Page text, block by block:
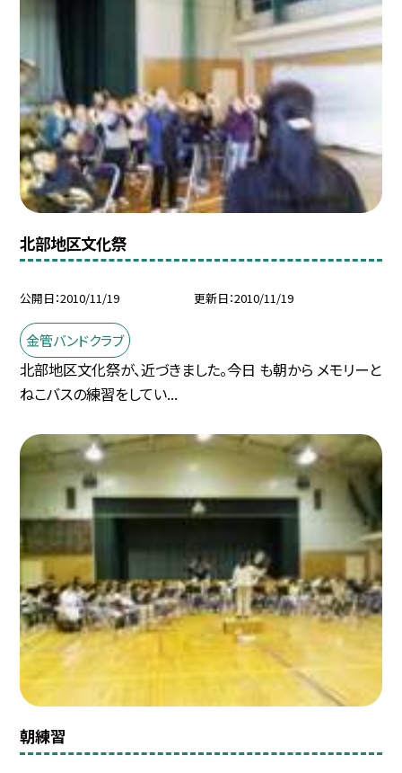
北部地区文化祭
公開日 2010/11/19 更新日 2010/11/19
金管バンドクラブ
北部地区文化祭が、近づきました。今日 も朝から メモリーと
ねこバスの練習をしてい...
朝練習